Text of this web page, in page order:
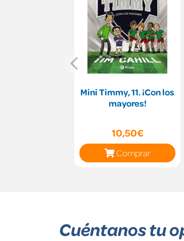
Mini Timmy, 11. ¡Con los
mayores!
10,50€
Comprar
Cuéntanos tu